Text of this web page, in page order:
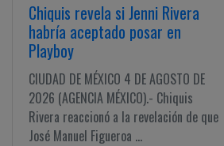
Chiquis revela si Jenni Rivera
habría aceptado posar en
Playboy
CIUDAD DE MÉXICO 4 DE AGOSTO DE
2026 (AGENCIA MÉXICO).- Chiquis
Rivera reaccionó a la revelación de que
José Manuel Figueroa ...